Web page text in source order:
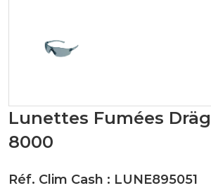
Lunettes Fumées
8000
Réf. Clim Cash : LUNE895051